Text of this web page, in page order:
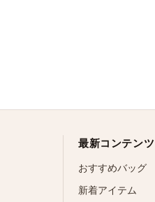
最新コンテンツ
おすすめバッグ
新着アイテム